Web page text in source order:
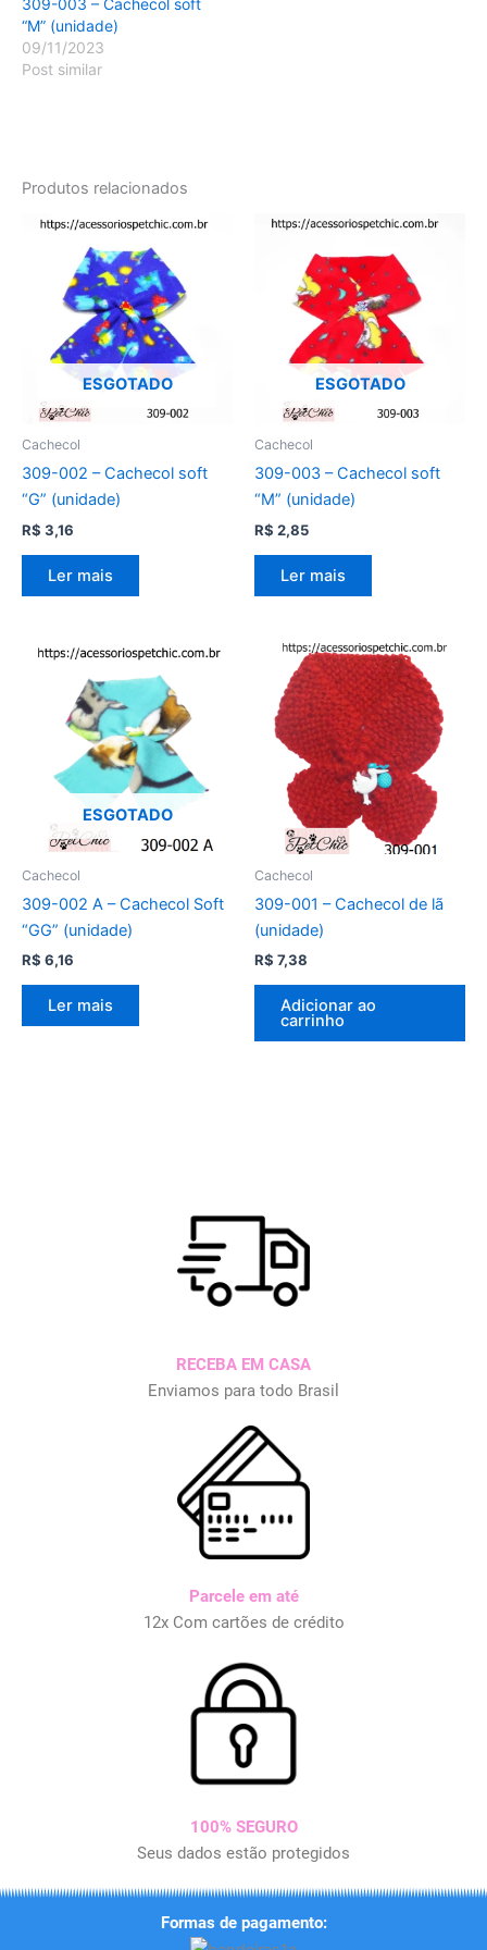
309-003 – Cachecol soft
“M” (unidade)
09/11/2023
Post similar
Produtos relacionados
ESGOTADO
Cachecol
309-002 – Cachecol soft
“G” (unidade)
R$ 3,16
Ler mais
ESGOTADO
Cachecol
309-003 – Cachecol soft
“M” (unidade)
R$ 2,85
Ler mais
ESGOTADO
Cachecol
309-002 A – Cachecol Soft
“GG” (unidade)
R$ 6,16
Ler mais
Cachecol
309-001 – Cachecol de lã
(unidade)
R$ 7,38
Adicionar ao
carrinho
RECEBA EM CASA
Enviamos para todo Brasil
Parcele em até
12x Com cartões de crédito
100% SEGURO
Seus dados estão protegidos
Formas de pagamento: